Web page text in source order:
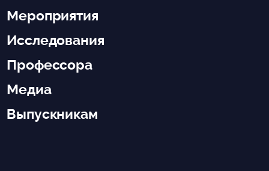
Мероприятия
Исследования
Профессора
Медиа
Выпускникам